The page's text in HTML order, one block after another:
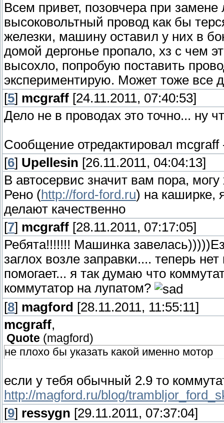
Всем привет, позовчера при замене
высоковольтный провод как бы
железки, машину оставил у них в
домой дергонье пропало, хз с чем
высохло, попробую поставить
экспериментирую. Может тоже все
[5] mcgraff [24.11.2011, 07:40:53]
Дело не в проводах это точно... ну
Сообщение отредактировал mcgraff
[6] Upellesin [26.11.2011, 04:04:13]
В автосервис значит вам пора,
Рено (http://ford-ford.ru) на каширке,
делают качественно
[7] mcgraff [28.11.2011, 07:17:05]
Ребята!!!!!!! Машинка
заглох возле заправки.... теперь
помогает... я так думаю что
коммутатор на лупатом?
[8] magford [28.11.2011, 11:55:11]
mcgraff,
Quote (magford)
не плохо бы указать какой именно мотор
если у тебя обычный 2.9 то
http://magford.ru/blog/
[9] ressygn [29.11.2011, 07:37:04]